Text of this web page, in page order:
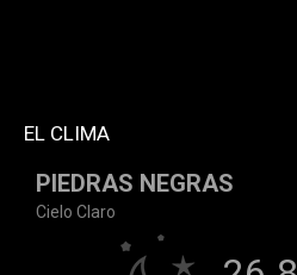
EL CLIMA
PIEDRAS NEGRAS
Cielo Claro